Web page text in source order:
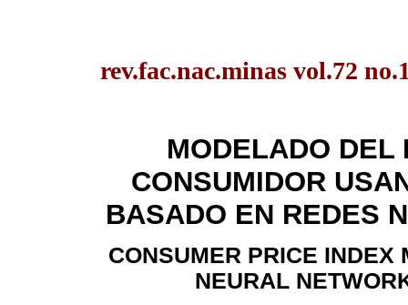
rev.fac.nac.minas vol.72
MODELADO DEL
CONSUMIDOR
BASADO EN REDES
CONSUMER PRICE INDEX
NEURAL